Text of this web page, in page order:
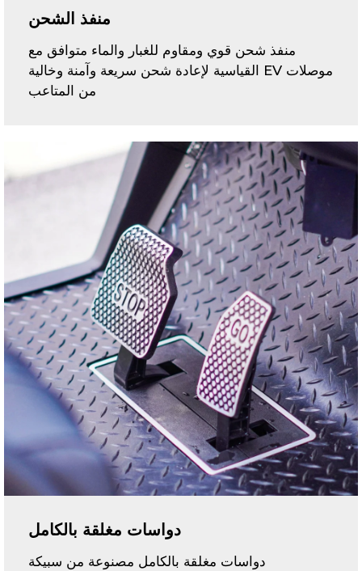
منفذ الشحن
منفذ شحن قوي ومقاوم للغبار والماء متوافق مع
موصلات EV القياسية لإعادة شحن سريعة وآمنة وخالية
من المتاعب
دواسات مغلقة بالكامل
دواسات مغلقة بالكامل مصنوعة من سبيكة